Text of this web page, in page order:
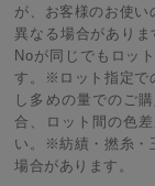
が、お客様のお使い
異なる場合があり
Noが同じでもロッ
す。※ロット指定で
し多めの量でのご
合、ロット間の色
い。※紡績・撚糸・
場合があります。